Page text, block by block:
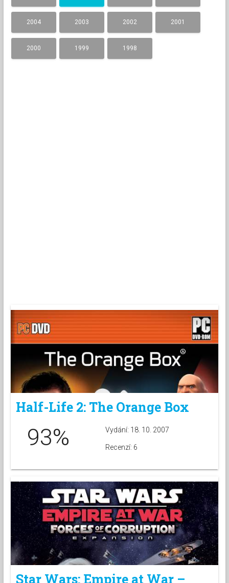
2004 2003 2002 2001
2000 1999 1998
Half-Life 2: The Orange Box
93% Vydání: 18. 10. 2007
Recenzí: 6
Star Wars: Empire at War –